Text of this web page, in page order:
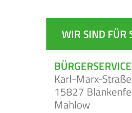
WIR SIND FÜR
BÜRGERSERVICE
Karl-Marx-
15827
Mahlow